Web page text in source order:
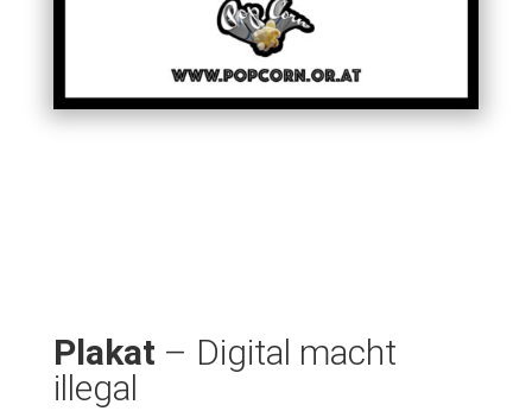
Plakat – Digital macht
illegal